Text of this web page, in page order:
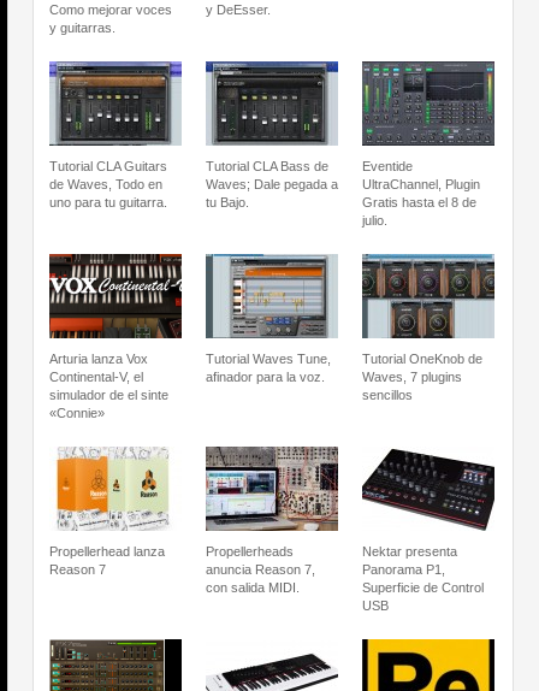
Como mejorar voces
y guitarras.
y DeEsser.
Tutorial CLA Guitars
de Waves, Todo en
uno para tu guitarra.
Tutorial CLA Bass de
Waves; Dale pegada a
tu Bajo.
Eventide
UltraChannel, Plugin
Gratis hasta el 8 de
julio.
Arturia lanza Vox
Continental-V, el
simulador de el sinte
«Connie»
Tutorial Waves Tune,
afinador para la voz.
Tutorial OneKnob de
Waves, 7 plugins
sencillos
Propellerhead lanza
Reason 7
Propellerheads
anuncia Reason 7,
con salida MIDI.
Nektar presenta
Panorama P1,
Superficie de Control
USB